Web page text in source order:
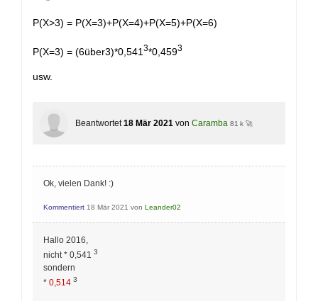
P(X>3) = P(X=3)+P(X=4)+P(X=5)+P(X=6)
P(X=3) = (6über3)*0,541 3*0,4593
usw.
Beantwortet 18 Mär 2021 von Caramba 81 k 🚀
Ok, vielen Dank! :)
Kommentiert 18 Mär 2021 von Leander02
Hallo 2016,
nicht * 0,541 3
sondern
* 0,514 3